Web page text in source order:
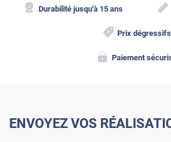
Durabilité jusqu'à 15 ans
Prix dégressifs
Paiement
ENVOYEZ VOS